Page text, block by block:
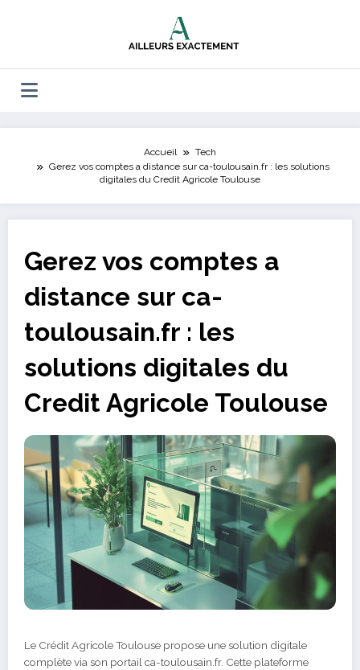
Accueil
Tech
Gerez vos comptes a distance sur ca-toulousain.fr : les solutions
digitales du Credit Agricole Toulouse
Gerez vos comptes a
distance sur ca-
toulousain.fr : les
solutions digitales du
Credit Agricole Toulouse
Le Crédit Agricole Toulouse propose une solution digitale
complète via son portail ca-toulousain.fr. Cette plateforme